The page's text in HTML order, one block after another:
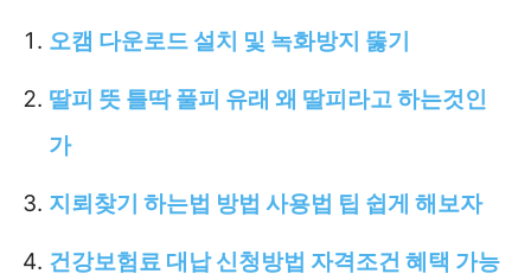
오캠 다운로드 설치 및 녹화방지 뚫기
딸피 뜻 틀딱 풀피 유래 왜 딸피라고 하는것인
가
지뢰찾기 하는법 방법 사용법 팁 쉽게 해보자
건강보험료 대납 신청방법 자격조건 혜택 가능